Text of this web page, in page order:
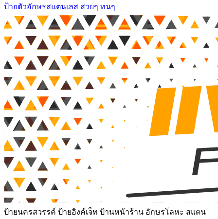
ป้ายตัวอักษรสแตนเลส สวยๆ ทนๆ
ป้ายนครสวรรค์ ป้ายอิงค์เจ็ท ป้านหน้าร้าน อักษรโลหะ สแตน